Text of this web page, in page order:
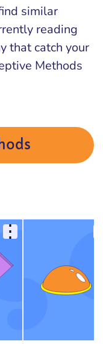
similar
reading
that catch your
Methods